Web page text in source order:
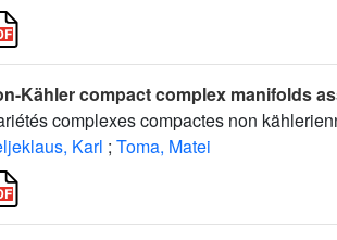
Kähler compact complex manifolds
complexes compactes non
Karl ; Toma, Matei